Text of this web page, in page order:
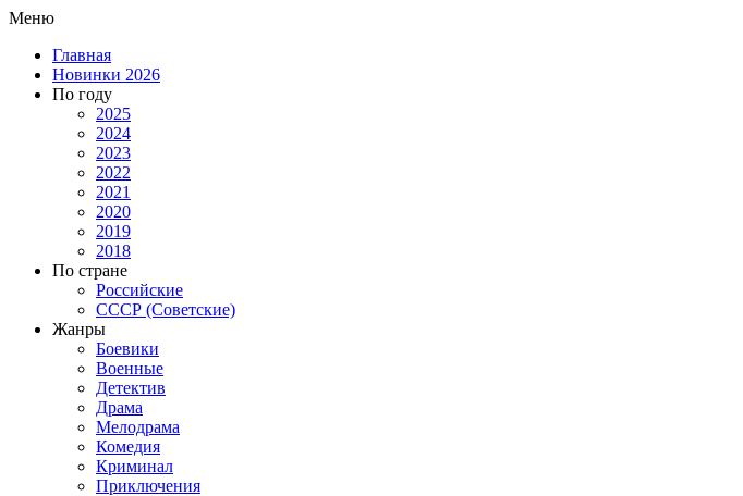
Меню
Главная
Новинки 2026
По году
2025
2024
2023
2022
2021
2020
2019
2018
По стране
Российские
СССР (Советские)
Жанры
Боевики
Военные
Детектив
Драма
Мелодрама
Комедия
Криминал
Приключения